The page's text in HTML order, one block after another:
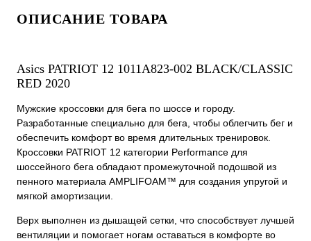
ОПИСАНИЕ ТОВАРА
Asics PATRIOT 12 1011A823-002 BLACK/CLASSIC
RED 2020
Мужские кроссовки для бега по шоссе и городу.
Разработанные специально для бега, чтобы облегчить бег и
обеспечить комфорт во время длительных тренировок.
Кроссовки PATRIOT 12 категории Performance для
шоссейного бега обладают промежуточной подошвой из
пенного материала AMPLIFOAM™ для создания упругой и
мягкой амортизации.
Верх выполнен из дышащей сетки, что способствует лучшей
вентиляции и помогает ногам оставаться в комфорте во